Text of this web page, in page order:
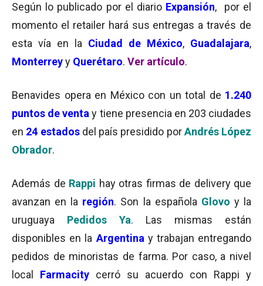
Según lo publicado por el diario Expansión, por el
momento el retailer hará sus entregas a través de
esta vía en la Ciudad de México, Guadalajara,
Monterreyy Querétaro. Ver artículo.
Benavides opera en México con un total de 1.240
puntos de venta y tiene presencia en 203 ciudades
en 24 estados del país presidido porAndrés López
Obrador.
Además de Rappi hay otras firmas de delivery que
avanzan en la región. Son la española Glovo y la
uruguaya Pedidos Ya. Las mismas están
disponibles en la Argentina y trabajan entregando
pedidos de minoristas de farma. Por caso, a nivel
local Farmacity cerró su acuerdo con Rappi y